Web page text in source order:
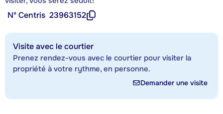
Nº Centris 23963152
Visite avec le courtier
Prenez rendez-vous avec le courtier pour visiter la
propriété à votre rythme, en personne.
Demander une visite